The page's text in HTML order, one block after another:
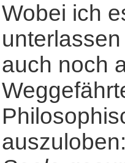
Wobei ich
auch noch